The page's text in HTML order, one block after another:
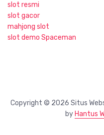
slot resmi
slot gacor
mahjong slot
slot demo Spaceman
Copyright © 2026 Situs
by Hantus